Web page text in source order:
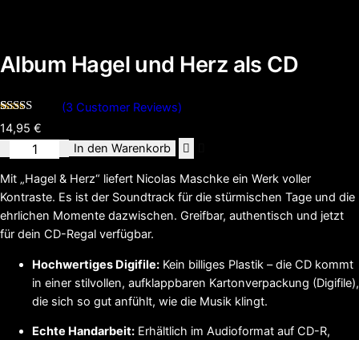
Album Hagel und Herz als CD
Bewertet
mit5.00
basierend
3
Kundenbewertungen
(3 Customer Reviews)
14,95 €
Album
und
Herz
als
CD
Menge
In den Warenkorb
Mit „Hagel & Herz“ liefert Nicolas Maschke ein Werk voller
Kontraste. Es ist der Soundtrack für die stürmischen Tage und die
ehrlichen Momente dazwischen. Greifbar, authentisch und jetzt
für dein CD-Regal verfügbar.
Hochwertiges Digifile: Kein billiges Plastik – die CD kommt
in einer stilvollen, aufklappbaren Kartonverpackung (Digifile),
die sich so gut anfühlt, wie die Musik klingt.
Echte Handarbeit: Erhältlich im Audioformat auf CD-R,